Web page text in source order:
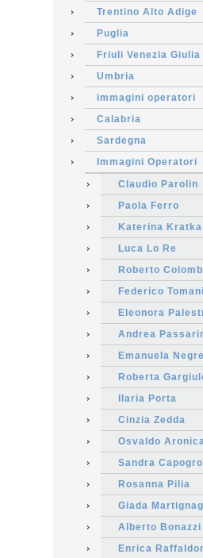
Trentino Alto Adige
Puglia
Friuli Venezia Giulia
Umbria
immagini operatori
Calabria
Sardegna
Immagini Operatori
Claudio Parolin
Paola Ferro
Katerina Kratka
Luca Lo Re
Roberto
Federico
Eleonora
Andrea
Emanuela
Roberta
Ilaria Porta
Cinzia Zedda
Osvaldo
Sandra
Rosanna Pilia
Giada
Alberto Bonazzi
Enrica